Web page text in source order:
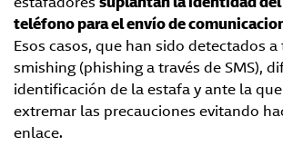
teléfono para el envío de
Esos casos, que han sido detectados a
smishing (phishing a través de SMS),
identificación de la estafa y ante la
extremar las precauciones evitando
enlace.